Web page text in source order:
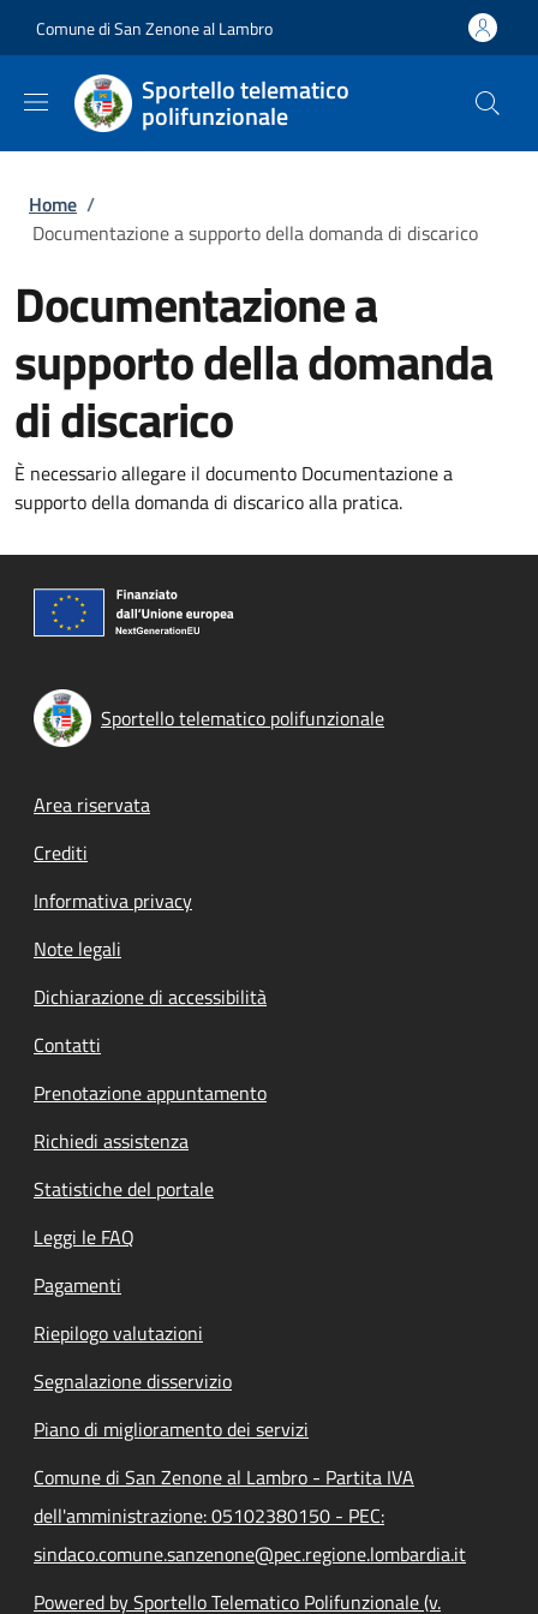
Comune di San Zenone al Lambro
Sportello telematico
polifunzionale
Briciole di pane
Home /
Documentazione a supporto della domanda di discarico
Documentazione a
supporto della domanda
di discarico
È necessario allegare il documento Documentazione a
supporto della domanda di discarico alla pratica.
Sportello telematico polifunzionale
Footer menu
Area riservata
Crediti
Informativa privacy
Note legali
Dichiarazione di accessibilità
Contatti
Prenotazione appuntamento
Richiedi assistenza
Statistiche del portale
Leggi le FAQ
Pagamenti
Riepilogo valutazioni
Segnalazione disservizio
Piano di miglioramento dei servizi
Comune di San Zenone al Lambro - Partita IVA
dell'amministrazione: 05102380150 - PEC:
sindaco.comune.sanzenone@pec.regione.lombardia.it
Powered by Sportello Telematico Polifunzionale (v.